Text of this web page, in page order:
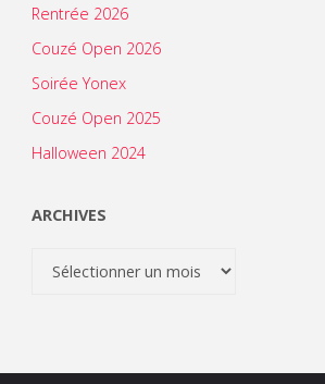
Rentrée 2026
Couzé Open 2026
Soirée Yonex
Couzé Open 2025
Halloween 2024
ARCHIVES